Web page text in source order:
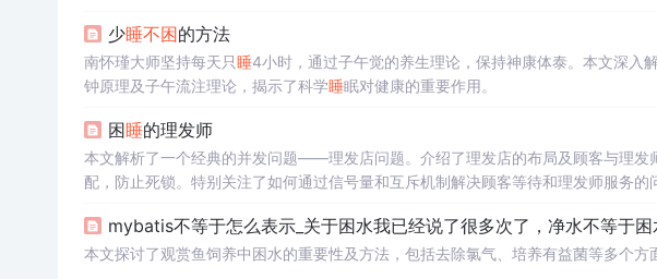
少睡不困的方法
南怀瑾大师坚持每天只睡4小时，通过子午觉的养生理论，保持神康体泰。本文深入
钟原理及子午流注理论，揭示了科学睡眠对健康的重要作用。
困睡的理发师
本文解析了一个经典的并发问题——理发店问题。介绍了理发店的布局及顾客与理发
配，防止死锁。特别关注了如何通过信号量和互斥机制解决顾客等待和理发师服务的
mybatis不等于怎么表示_关于困水我已经说了很多次了，净水不等于
本文探讨了观赏鱼饲养中困水的重要性及方法，包括去除氯气、培养有益菌等多个方